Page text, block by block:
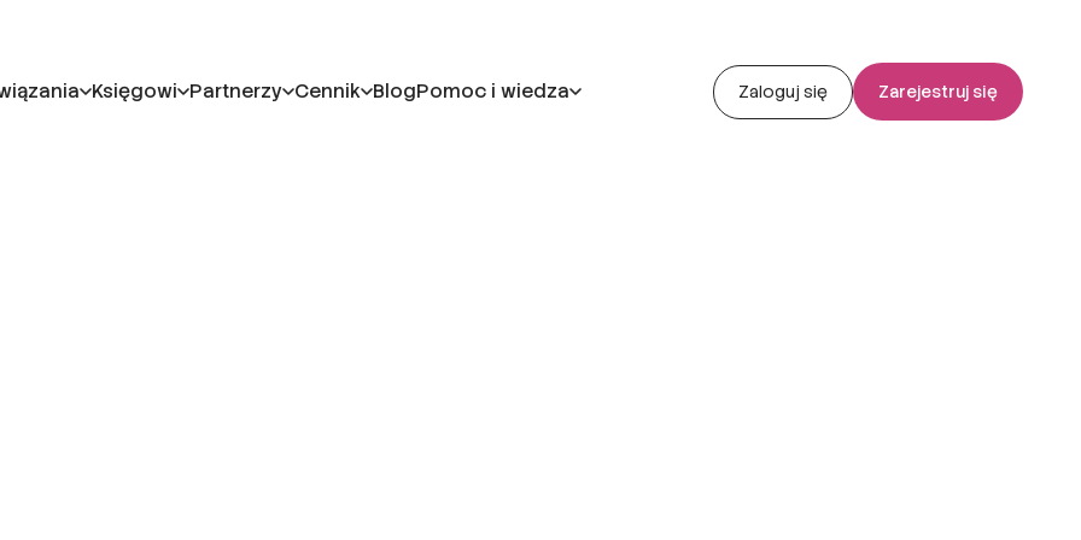
Księgowi Partnerzy Cennik BlogPomoc i wiedza Zaloguj się Zarejestruj się